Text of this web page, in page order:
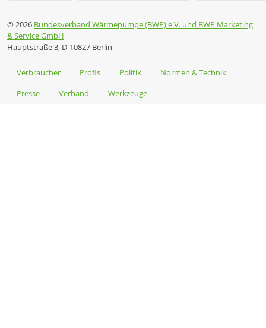
© 2026 Bundesverband Wärmepumpe (BWP) e.V. und BWP Marketing
& Service GmbH
Hauptstraße 3, D-10827 Berlin
Verbraucher Profis Politik
Normen & Technik
Presse
Verband Werkzeuge